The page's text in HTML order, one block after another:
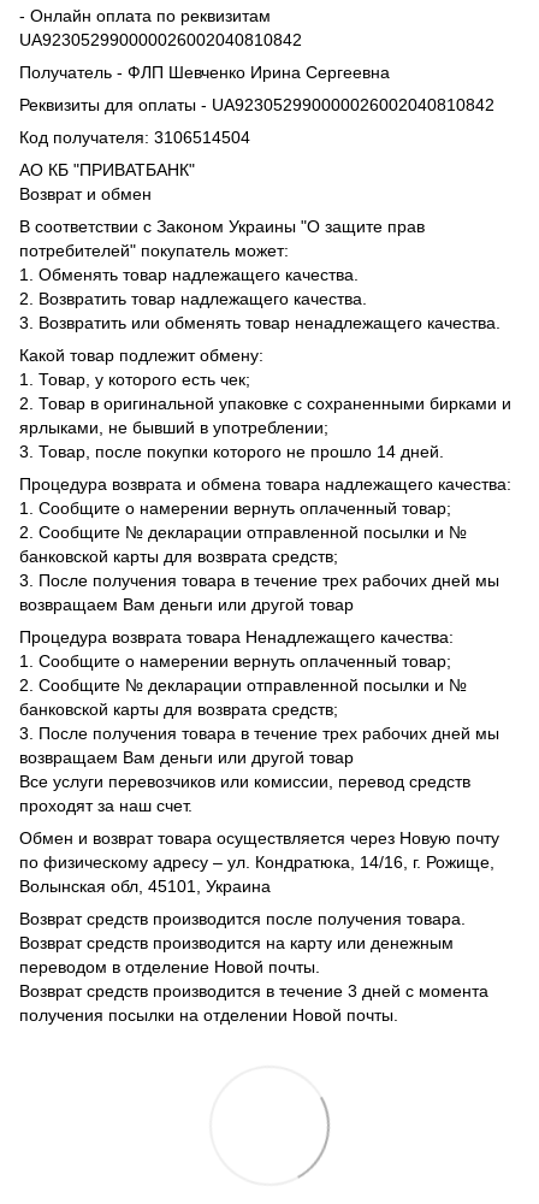
- Онлайн оплата по реквизитам
UA923052990000026002040810842
Получатель - ФЛП Шевченко Ирина Сергеевна
Реквизиты для оплаты - UA923052990000026002040810842
Код получателя: 3106514504
АО КБ "ПРИВАТБАНК"
Возврат и обмен
В соответствии с Законом Украины "О защите прав
потребителей" покупатель может:
1. Обменять товар надлежащего качества.
2. Возвратить товар надлежащего качества.
3. Возвратить или обменять товар ненадлежащего качества.
Какой товар подлежит обмену:
1. Товар, у которого есть чек;
2. Товар в оригинальной упаковке с сохраненными бирками и
ярлыками, не бывший в употреблении;
3. Товар, после покупки которого не прошло 14 дней.
Процедура возврата и обмена товара надлежащего качества:
1. Сообщите о намерении вернуть оплаченный товар;
2. Сообщите № декларации отправленной посылки и №
банковской карты для возврата средств;
3. После получения товара в течение трех рабочих дней мы
возвращаем Вам деньги или другой товар
Процедура возврата товара Ненадлежащего качества:
1. Сообщите о намерении вернуть оплаченный товар;
2. Сообщите № декларации отправленной посылки и №
банковской карты для возврата средств;
3. После получения товара в течение трех рабочих дней мы
возвращаем Вам деньги или другой товар
Все услуги перевозчиков или комиссии, перевод средств
проходят за наш счет.
Обмен и возврат товара осуществляется через Новую почту
по физическому адресу – ул. Кондратюка, 14/16, г. Рожище,
Волынская обл, 45101, Украина
Возврат средств производится после получения товара.
Возврат средств производится на карту или денежным
переводом в отделение Новой почты.
Возврат средств производится в течение 3 дней с момента
получения посылки на отделении Новой почты.